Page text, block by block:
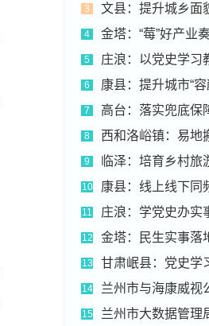
3 文县：提升城乡面
4 金塔：“莓”好产业
5 庄浪：以党史学习
6 康县：提升城市“
7 高台：落实兜底保
8 西和洛峪镇：易地
9 临泽：培育乡村
10 康县：线上线下同
11 庄浪：学党史办实
12 金塔：民生实事落
13 甘肃岷县：党史学
14 兰州市与海康威视
15 兰州市大数据管理